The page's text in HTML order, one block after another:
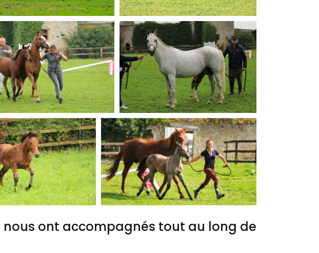
nous ont accompagnés tout au long de